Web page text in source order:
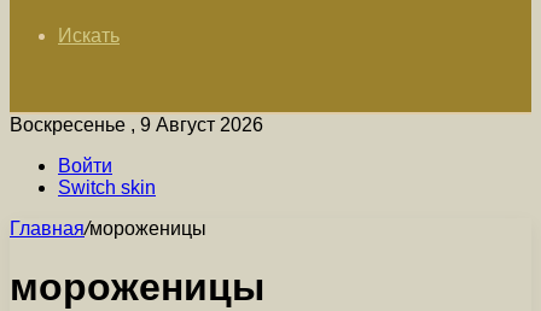
Искать
Воскресенье , 9 Август 2026
Войти
Switch skin
Главная/мороженицы
мороженицы